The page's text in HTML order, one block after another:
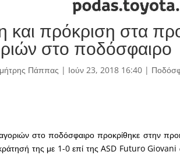
και πρόκριση στα
στο ποδόσφαιρο
Πάππας | Ιούν 23, 2018 16:40|
στο ποδόσφαιρο προκρίθηκε στην
της με 1-0 επί της ASD Futuro Giovani